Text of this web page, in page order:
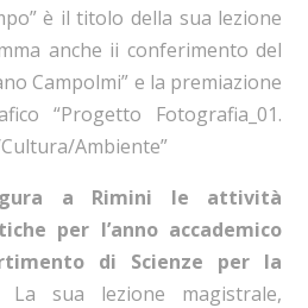
è il titolo della sua lezione
anche ii conferimento del
Campolmi” e la premiazione
“Progetto Fotografia_01.
Ambiente”
a Rimini le attività
per l’anno accademico
di Scienze per la
La sua lezione magistrale,